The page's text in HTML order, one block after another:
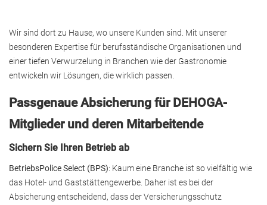
Wir sind dort zu Hause, wo unsere Kunden sind. Mit unserer
besonderen Expertise für berufsständische Organisationen und
einer tiefen Verwurzelung in Branchen wie der Gastronomie
entwickeln wir Lösungen, die wirklich passen.
Passgenaue Absicherung für DEHOGA-
Mitglieder und deren Mitarbeitende
Sichern Sie Ihren Betrieb ab
BetriebsPolice Select (BPS): Kaum eine Branche ist so vielfältig wie
das Hotel- und Gaststättengewerbe. Daher ist es bei der
Absicherung entscheidend, dass der Versicherungsschutz